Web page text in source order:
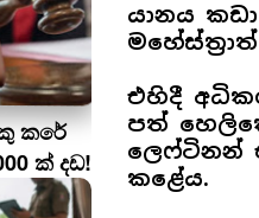
කරේ
ක් දඩ!
යානය
එහිදී
පත්
ලෙෆ්ටිනන්
කළේය.